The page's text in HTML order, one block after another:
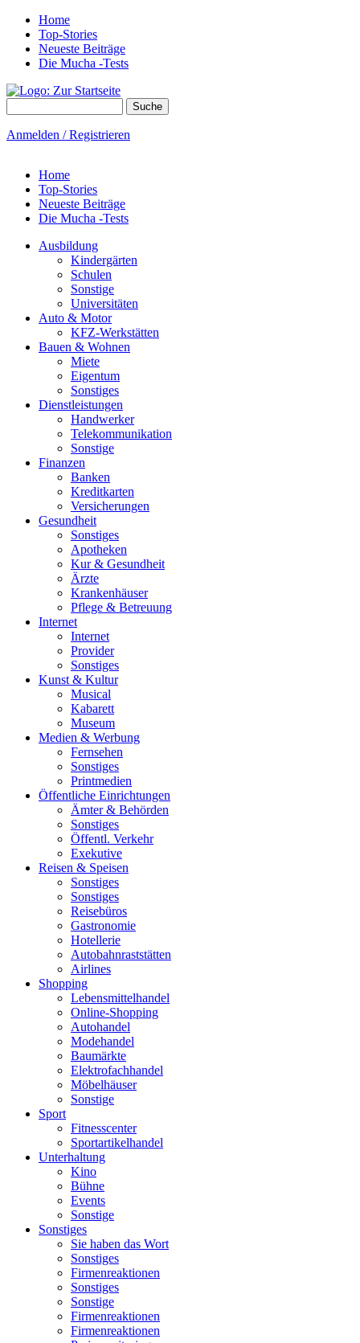
Home
Top-Stories
Neueste Beiträge
Die Mucha -Tests
Anmelden / Registrieren
Home
Top-Stories
Neueste Beiträge
Die Mucha -Tests
Ausbildung
Kindergärten
Schulen
Sonstige
Universitäten
Auto & Motor
KFZ-Werkstätten
Bauen & Wohnen
Miete
Eigentum
Sonstiges
Dienstleistungen
Handwerker
Telekommunikation
Sonstige
Finanzen
Banken
Kreditkarten
Versicherungen
Gesundheit
Sonstiges
Apotheken
Kur & Gesundheit
Ärzte
Krankenhäuser
Pflege & Betreuung
Internet
Internet
Provider
Sonstiges
Kunst & Kultur
Musical
Kabarett
Museum
Medien & Werbung
Fernsehen
Sonstiges
Printmedien
Öffentliche Einrichtungen
Ämter & Behörden
Sonstiges
Öffentl. Verkehr
Exekutive
Reisen & Speisen
Sonstiges
Sonstiges
Reisebüros
Gastronomie
Hotellerie
Autobahnraststätten
Airlines
Shopping
Lebensmittelhandel
Online-Shopping
Autohandel
Modehandel
Baumärkte
Elektrofachhandel
Möbelhäuser
Sonstige
Sport
Fitnesscenter
Sportartikelhandel
Unterhaltung
Kino
Bühne
Events
Sonstige
Sonstiges
Sie haben das Wort
Sonstiges
Firmenreaktionen
Sonstiges
Sonstige
Firmenreaktionen
Firmenreaktionen